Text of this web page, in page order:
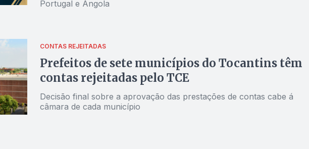
Portugal e Angola
CONTAS REJEITADAS
Prefeitos de sete municípios do Tocantins têm
contas rejeitadas pelo TCE
Decisão final sobre a aprovação das prestações de contas cabe á
câmara de cada município